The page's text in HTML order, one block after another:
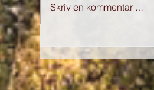
Skriv en kommentar …